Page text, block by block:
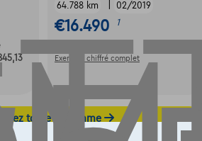
64.788 km 02/2019
€16.490 1
Exemple chiffré complet
toute la gamme